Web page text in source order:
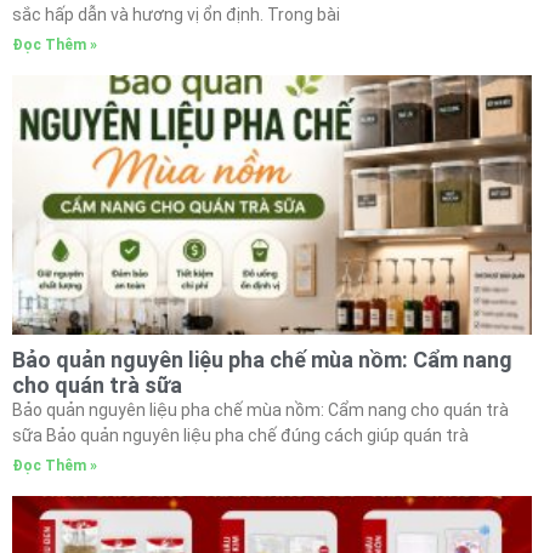
sắc hấp dẫn và hương vị ổn định. Trong bài
Đọc Thêm »
Bảo quản nguyên liệu pha chế mùa nồm: Cẩm nang
cho quán trà sữa
Bảo quản nguyên liệu pha chế mùa nồm: Cẩm nang cho quán trà
sữa Bảo quản nguyên liệu pha chế đúng cách giúp quán trà
Đọc Thêm »